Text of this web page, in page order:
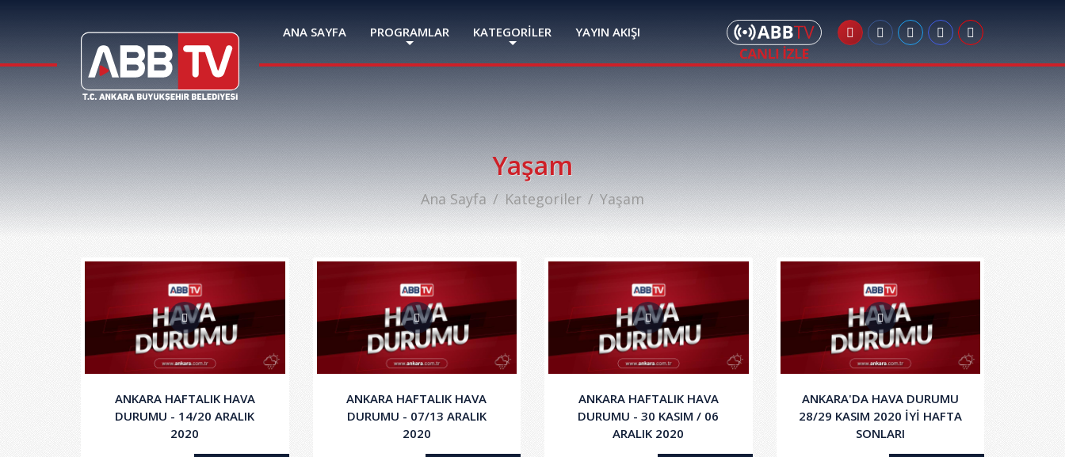
ANA SAYFA PROGRAMLAR KATEGORİLER YAYIN AKIŞI
Yaşam
Ana Sayfa Kategoriler Yaşam
ANKARA HAFTALIK HAVA
DURUMU - 14/20 ARALIK
2020
ANKARA HAFTALIK HAVA
DURUMU - 07/13 ARALIK
2020
ANKARA HAFTALIK HAVA
DURUMU - 30 KASIM / 06
ARALIK 2020
ANKARA'DA HAVA DURUMU
28/29 KASIM 2020 İYİ HAFTA
SONLARI